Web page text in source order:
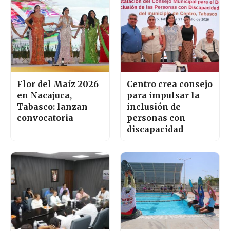
Flor del Maíz 2026
en Nacajuca,
Tabasco: lanzan
convocatoria
Centro crea consejo
para impulsar la
inclusión de
personas con
discapacidad